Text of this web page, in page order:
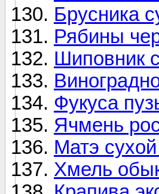
Брусника
Рябины
Шиповник
Фукуса
Ячмень
Матэ сухой
Хмель